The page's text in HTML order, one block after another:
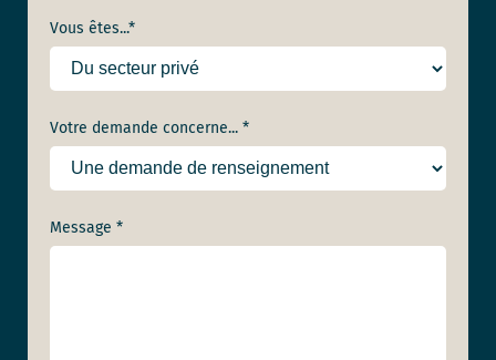
Vous êtes...*
Votre demande concerne... *
Message *